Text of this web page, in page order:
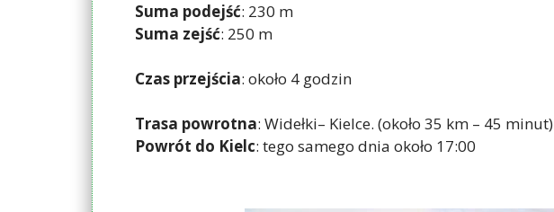
Suma podejść: 230 m
Suma zejść: 250 m
Czas przejścia: około 4 godzin
Trasa powrotna: Widełki– Kielce. (około 35 km – 45 minut)
Powrót do Kielc: tego samego dnia około 17:00